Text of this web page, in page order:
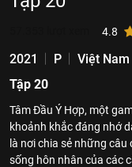
4.8
2021 P Việt Nam
Tập 20
Tâm Đầu Ý Hợp, một
khoảnh khắc đáng nhớ
là nơi chia sẻ những
sống hôn nhân của các